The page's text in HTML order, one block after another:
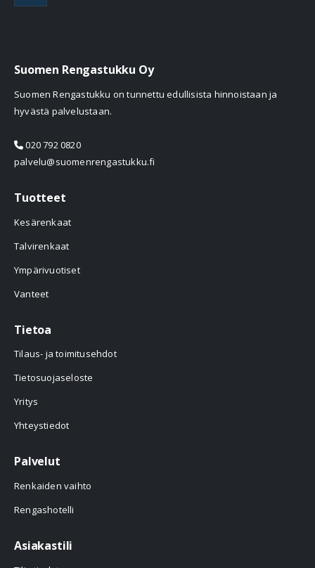
Suomen Rengastukku Oy
Suomen Rengastukku on tunnettu edullisista hinnoistaan ja
hyvästä palvelustaan.
020 792 0820
palvelu@suomenrengastukku.fi
Tuotteet
Kesärenkaat
Talvirenkaat
Ympärivuotiset
Vanteet
Tietoa
Tilaus- ja toimitusehdot
Tietosuojaseloste
Yritys
Yhteystiedot
Palvelut
Renkaiden vaihto
Rengashotelli
Asiakastili